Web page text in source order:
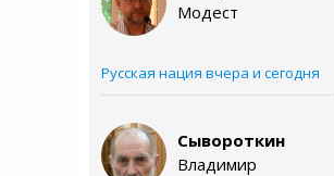
Модест
Русская нация вчера и сегодня
Сывороткин
Владимир